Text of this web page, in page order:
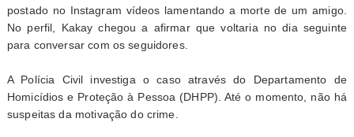
postado no Instagram vídeos lamentando a morte de um amigo.
No perfil, Kakay chegou a afirmar que voltaria no dia seguinte
para conversar com os seguidores.
A Polícia Civil investiga o caso através do Departamento de
Homicídios e Proteção à Pessoa (DHPP). Até o momento, não há
suspeitas da motivação do crime.